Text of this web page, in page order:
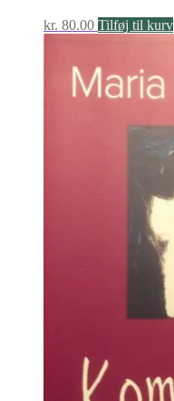
kr. 80.00 Tilføj til kurv